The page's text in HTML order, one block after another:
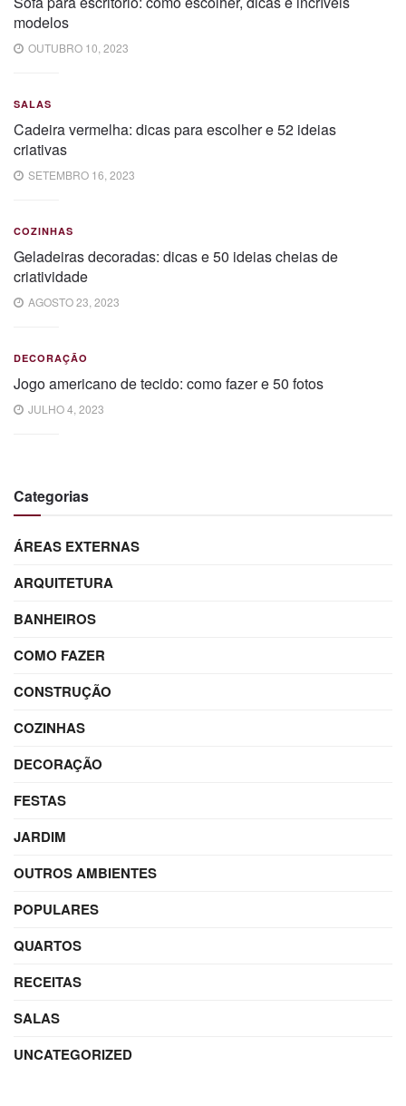
modelos
OUTUBRO 10, 2023
SALAS
Cadeira vermelha: dicas para escolher e 52 ideias
criativas
SETEMBRO 16, 2023
COZINHAS
Geladeiras decoradas: dicas e 50 ideias cheias de
criatividade
AGOSTO 23, 2023
DECORAÇÃO
Jogo americano de tecido: como fazer e 50 fotos
JULHO 4, 2023
Categorias
ÁREAS EXTERNAS
ARQUITETURA
BANHEIROS
COMO FAZER
CONSTRUÇÃO
COZINHAS
DECORAÇÃO
FESTAS
JARDIM
OUTROS AMBIENTES
POPULARES
QUARTOS
RECEITAS
SALAS
UNCATEGORIZED